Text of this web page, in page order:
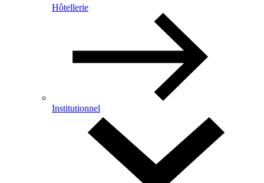
Hôtellerie
Institutionnel